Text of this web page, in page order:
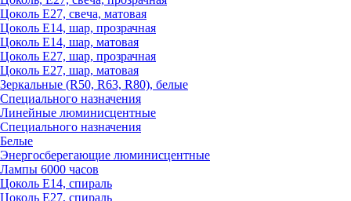
Цоколь Е27, свеча, матовая
Цоколь Е14, шар, прозрачная
Цоколь Е14, шар, матовая
Цоколь Е27, шар, прозрачная
Цоколь Е27, шар, матовая
Зеркальные (R50, R63, R80), белые
Специального назначения
Линейные люминисцентные
Специального назначения
Белые
Энергосберегающие люминисцентные
Лампы 6000 часов
Цоколь Е14, спираль
Цоколь Е27, спираль